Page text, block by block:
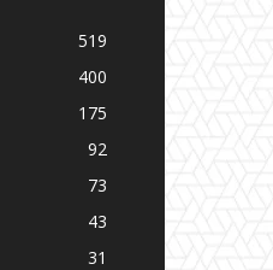
519
400
175
92
73
43
31